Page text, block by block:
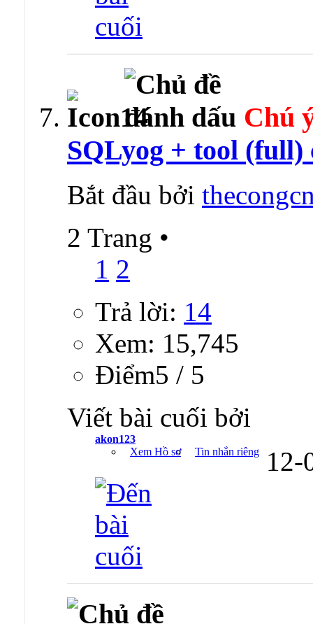
Chú
SQLyog + tool (full)
Bắt đầu bởi
2 Trang •
1 2
Trả lời: 14
Xem: 15,745
Ðiểm5 / 5
Viết bài cuối bởi
akon123
Xem Hồ sơ
Tin nhắn riêng 12-